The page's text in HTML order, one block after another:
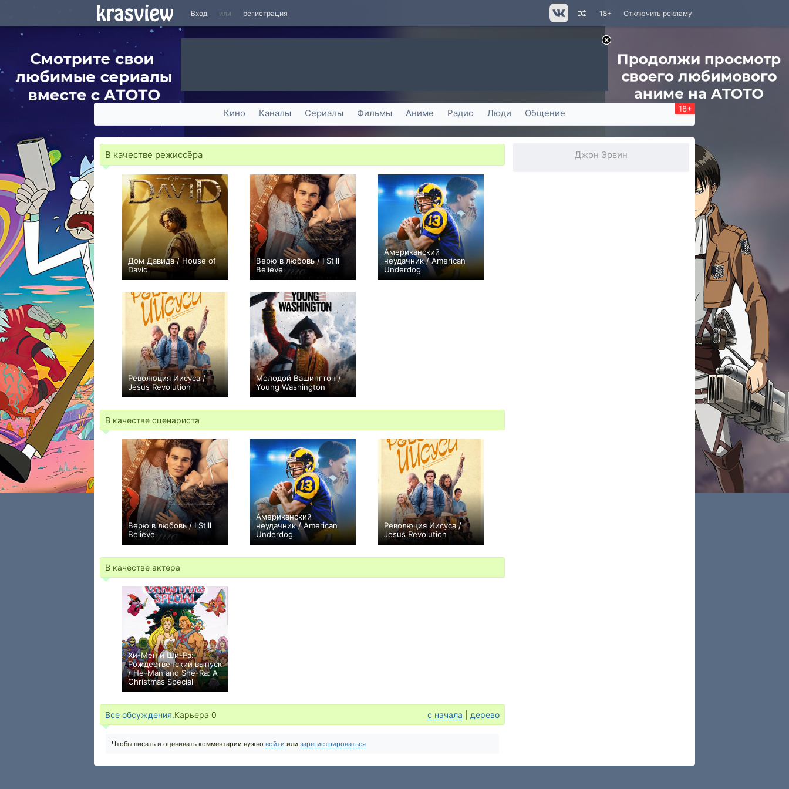
Вход или регистрация Отключить рекламу
18+
Кино Каналы Сериалы Фильмы Аниме Радио Люди Общение 18+
В качестве режиссёра
Дом Давида / House of
David
+91 16 775
Верю в любовь / I Still
Believe
+10
Американский
неудачник / American
Underdog
+8
Революция Иисуса /
Jesus Revolution
+1
Молодой Вашингтон /
Young Washington
0
В качестве сценариста
Верю в любовь / I Still
Believe
+10
Американский
неудачник / American
Underdog
+8
Революция Иисуса /
Jesus Revolution
+1
В качестве актера
Хи-Мен и Ши-Ра:
Рождественский выпуск
/ He-Man and She-Ra: A
Christmas Special
0
Все обсуждения.Карьера 0 с начала дерево
Чтобы писать и оценивать комментарии нужно войти или зарегистрироваться
Джон Эрвин